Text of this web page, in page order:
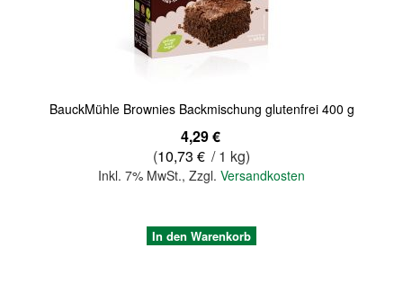
BauckMühle Brownies Backmischung glutenfrei 400 g
4,29 €
(10,73 € / 1 kg)
Inkl. 7% MwSt., Zzgl. Versandkosten
In den Warenkorb